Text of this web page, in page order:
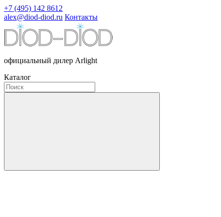
+7 (495) 142 8612
alex@diod-diod.ru Контакты
официальный дилер Arlight
Каталог